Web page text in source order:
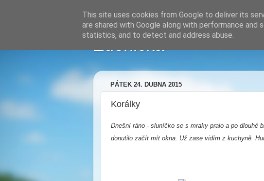
Zdenička
PÁTEK 24. DUBNA 2015
Korálky
Dnešní ráno - sluníčko se s mraky pralo a po dlouhé
donutilo začít mít okna. Už zase vidím z kuchyně.
This site uses cookies from Google to deliver its
are shared with Google along with performance
statistics, and to detect and address abuse.